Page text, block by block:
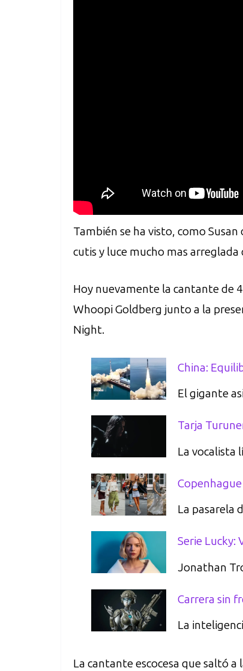
También se ha visto, como
cutis y luce mucho mas
Hoy nuevamente la cantante de
Whoopi Goldberg junto a la
Night.
China:
El gigante
Tarja
La vocalista
La pasarela
Serie Lucky:
Jonathan
Carrera sin
La
La cantante escocesa que saltó